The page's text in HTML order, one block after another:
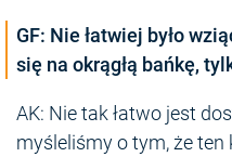
GF: Nie łatwiej było
się na okrągłą bańkę,
AK: Nie tak łatwo jest
myśleliśmy o tym, że